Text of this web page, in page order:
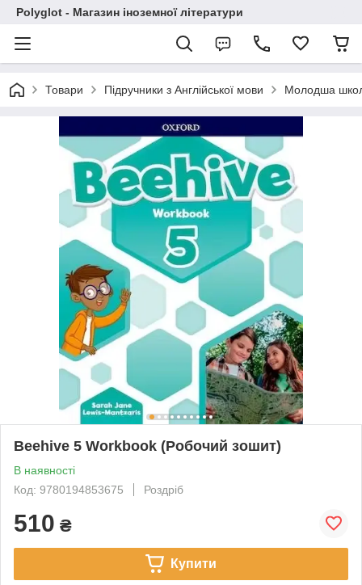
Polyglot - Магазин іноземної літератури
Товари Підручники з Англійської мови Молодша
Beehive 5 Workbook (Робочий зошит)
В наявності
Код: 9780194853675
Роздріб
510 ₴
Купити